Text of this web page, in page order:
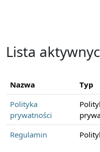
Lista
Nazwa Typ
Polityka
prywatności
Regulamin